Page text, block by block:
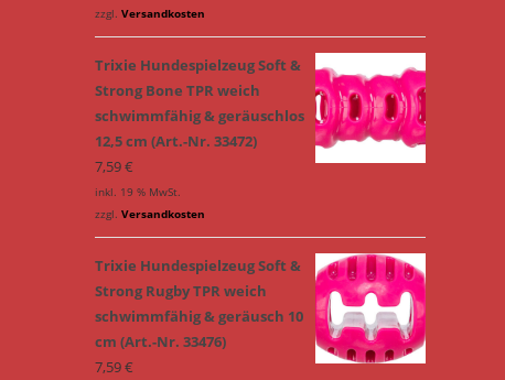
zzgl. Versandkosten
Trixie Hundespielzeug Soft &
Strong Bone TPR weich
schwimmfähig & geräuschlos
12,5 cm (Art.-Nr. 33472)
7,59€
inkl. 19 % MwSt.
zzgl. Versandkosten
Trixie Hundespielzeug Soft &
Strong Rugby TPR weich
schwimmfähig & geräusch 10
cm (Art.-Nr. 33476)
7,59€